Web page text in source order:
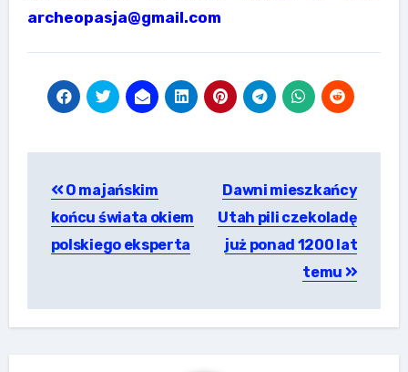
archeopasja@gmail.com
wpisu
O majańskim
końcu świata okiem
polskiego eksperta
Dawni mieszkańcy
Utah pili czekoladę
już ponad 1200 lat
temu